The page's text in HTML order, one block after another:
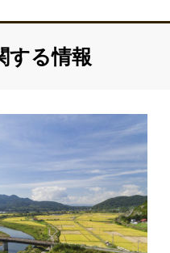
する情報